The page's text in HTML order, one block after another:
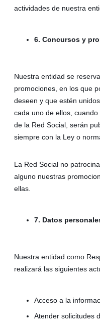
actividades de nuestra
6. Concursos y
Nuestra entidad se
promociones, en los que
deseen y que estén
cada uno de ellos,
de la Red Social, serán
siempre con la Ley o
La Red Social no
alguno nuestras
ellas.
7. Datos
Nuestra entidad como
realizará las siguientes
Acceso a la
Atender solicitudes